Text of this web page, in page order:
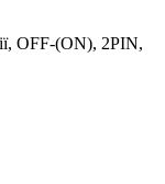
OFF-(ON), 2PIN,